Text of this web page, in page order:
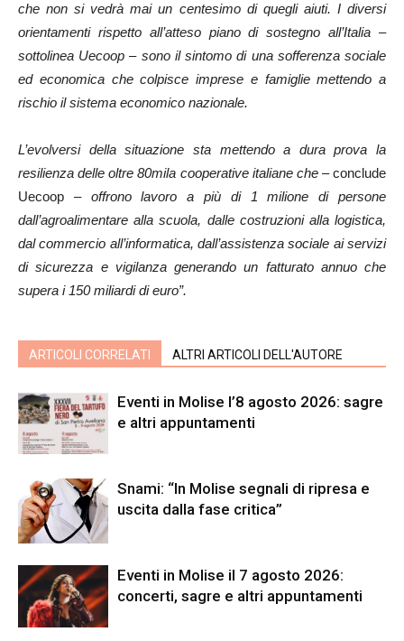
che non si vedrà mai un centesimo di quegli aiuti. I diversi
orientamenti rispetto all’atteso piano di sostegno all’Italia –
sottolinea Uecoop – sono il sintomo di una sofferenza sociale
ed economica che colpisce imprese e famiglie mettendo a
rischio il sistema economico nazionale.
L’evolversi della situazione sta mettendo a dura prova la
resilienza delle oltre 80mila cooperative italiane che– conclude
Uecoop – offrono lavoro a più di 1 milione di persone
dall’agroalimentare alla scuola, dalle costruzioni alla logistica,
dal commercio all’informatica, dall’assistenza sociale ai servizi
di sicurezza e vigilanza generando un fatturato annuo che
supera i 150 miliardi di euro”.
ARTICOLI CORRELATI ALTRI ARTICOLI DELL'AUTORE
Eventi in Molise l’8 agosto 2026: sagre
e altri appuntamenti
Snami: “In Molise segnali di ripresa e
uscita dalla fase critica”
Eventi in Molise il 7 agosto 2026:
concerti, sagre e altri appuntamenti